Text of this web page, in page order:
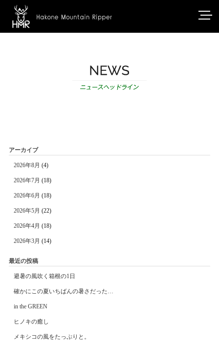
アーカイブ
2026年8月 (4)
2026年7月 (18)
2026年6月 (18)
2026年5月 (22)
2026年4月 (18)
2026年3月 (14)
最近の投稿
避暑の風吹く箱根の1日
確かにこの夏いちばんの暑さだった…
in the GREEN
ヒノキの癒し
メキシコの風をたっぷりと。